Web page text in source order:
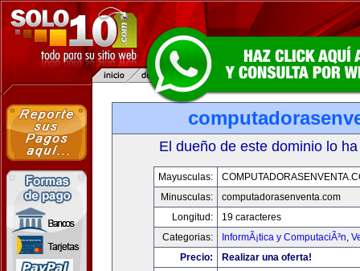
El dueño de este dominio lo
Mayusculas:
Minusculas:
computadorasenventa.com
Longitud:
19 caracteres
Categorias:
InformÃ¡tica y ComputaciÃ³n,
Precio:
Realizar una oferta!